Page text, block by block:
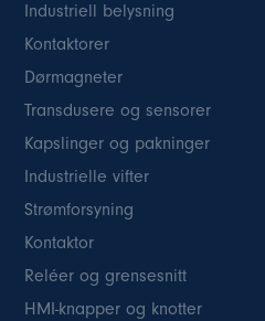
Industriell belysning
Kontaktorer
Dørmagneter
Transdusere og sensorer
Kapslinger og pakninger
Industrielle vifter
Strømforsyning
Kontaktor
Reléer og grensesnitt
HMI-knapper og knotter